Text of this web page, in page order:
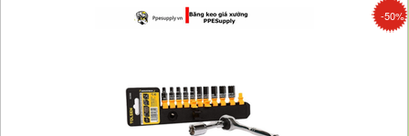
-50%